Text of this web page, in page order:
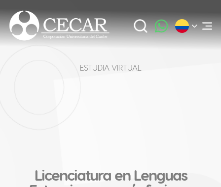
ESTUDIA VIRTUAL
Licenciatura en Lenguas